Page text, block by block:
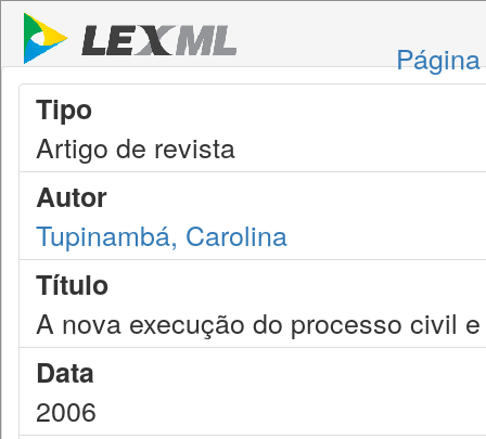
Tipo
Artigo de revista
Autor
Tupinambá, Carolina
Título
A nova execução do processo civil
Data
2006